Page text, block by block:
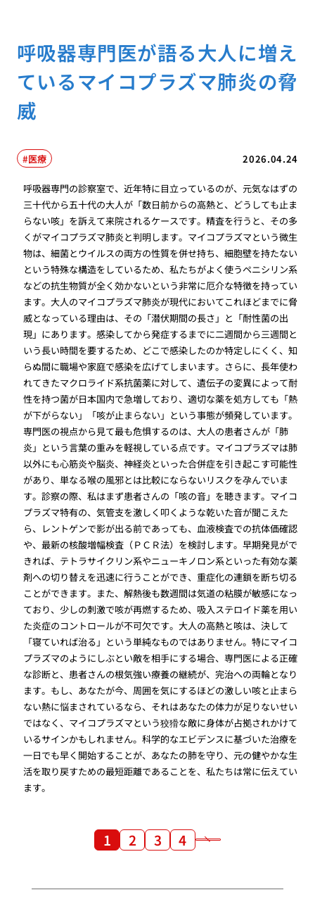
呼吸器専門医が語る大人に増え
ているマイコプラズマ肺炎の脅
威
2026.04.24
医療
呼吸器専門の診察室で、近年特に目立っているのが、元気なはずの
三十代から五十代の大人が「数日前からの高熱と、どうしても止ま
らない咳」を訴えて来院されるケースです。精査を行うと、その多
くがマイコプラズマ肺炎と判明します。マイコプラズマという微生
物は、細菌とウイルスの両方の性質を併せ持ち、細胞壁を持たない
という特殊な構造をしているため、私たちがよく使うペニシリン系
などの抗生物質が全く効かないという非常に厄介な特徴を持ってい
ます。大人のマイコプラズマ肺炎が現代においてこれほどまでに脅
威となっている理由は、その「潜伏期間の長さ」と「耐性菌の出
現」にあります。感染してから発症するまでに二週間から三週間と
いう長い時間を要するため、どこで感染したのか特定しにくく、知
らぬ間に職場や家庭で感染を広げてしまいます。さらに、長年使わ
れてきたマクロライド系抗菌薬に対して、遺伝子の変異によって耐
性を持つ菌が日本国内で急増しており、適切な薬を処方しても「熱
が下がらない」「咳が止まらない」という事態が頻発しています。
専門医の視点から見て最も危惧するのは、大人の患者さんが「肺
炎」という言葉の重みを軽視している点です。マイコプラズマは肺
以外にも心筋炎や脳炎、神経炎といった合併症を引き起こす可能性
があり、単なる喉の風邪とは比較にならないリスクを孕んでいま
す。診察の際、私はまず患者さんの「咳の音」を聴きます。マイコ
プラズマ特有の、気管支を激しく叩くような乾いた音が聞こえた
ら、レントゲンで影が出る前であっても、血液検査での抗体価確認
や、最新の核酸増幅検査（ＰＣＲ法）を検討します。早期発見がで
きれば、テトラサイクリン系やニューキノロン系といった有効な薬
剤への切り替えを迅速に行うことができ、重症化の連鎖を断ち切る
ことができます。また、解熱後も数週間は気道の粘膜が敏感になっ
ており、少しの刺激で咳が再燃するため、吸入ステロイド薬を用い
た炎症のコントロールが不可欠です。大人の高熱と咳は、決して
「寝ていれば治る」という単純なものではありません。特にマイコ
プラズマのようにしぶとい敵を相手にする場合、専門医による正確
な診断と、患者さんの根気強い療養の継続が、完治への両輪となり
ます。もし、あなたが今、周囲を気にするほどの激しい咳と止まら
ない熱に悩まされているなら、それはあなたの体力が足りないせい
ではなく、マイコプラズマという狡猾な敵に身体が占拠されかけて
いるサインかもしれません。科学的なエビデンスに基づいた治療を
一日でも早く開始することが、あなたの肺を守り、元の健やかな生
活を取り戻すための最短距離であることを、私たちは常に伝えてい
ます。
1 2 3 4